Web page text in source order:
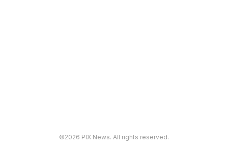
©2026 PIX News. All rights reserved.